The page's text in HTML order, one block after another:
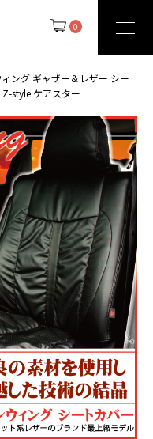
0
ング ギャザー＆レザー シー
style ケアスター